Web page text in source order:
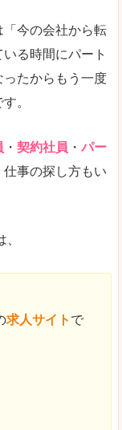
今の会社から転
る時間にパート
たからもう一度
。
・ 契約社員 ・ パー
事の探し方もい
求人サイト で